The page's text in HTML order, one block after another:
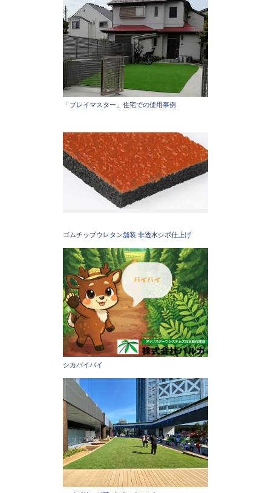
「プレイマスター」住宅での使用事例
ゴムチップウレタン舗装 非透水シボ仕上げ
シカバイバイ